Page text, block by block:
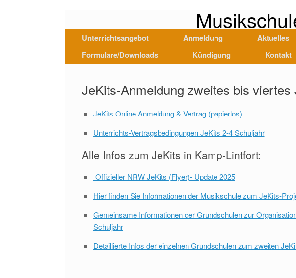
Unterrichtsangebot Anmeldung Aktuelles
Formulare/Downloads
Kündigung Kontakt
JeKits-Anmeldung zweites bis viertes
JeKits Online Anmeldung & Vertrag (papierlos)
Unterrichts-Vertragsbedingungen JeKits 2-4 Schuljahr
Alle Infos zum JeKits in Kamp-Lintfort:
Offizieller NRW JeKits (Flyer)- Update 2025
Hier finden Sie Informationen der Musikschule zum JeKits-
Gemeinsame Informationen der Grundschulen zur
Schuljahr
Detaillierte Infos der einzelnen Grundschulen zum zweiten